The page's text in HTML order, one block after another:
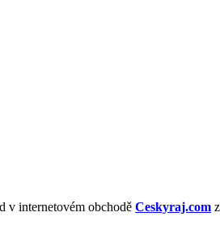
v internetovém obchodě Ceskyraj.com